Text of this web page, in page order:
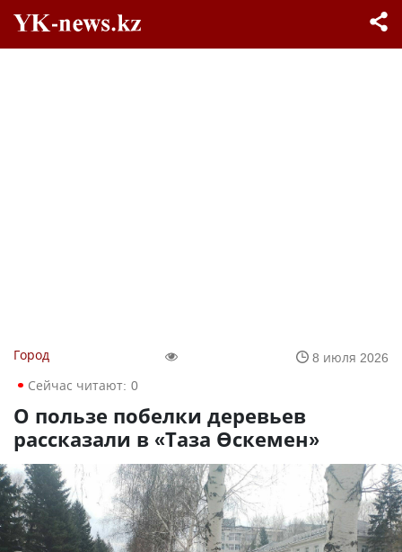
Город
8 июля 2026
Сейчас читают: 0
О пользе побелки деревьев
рассказали в «Таза Өскемен»